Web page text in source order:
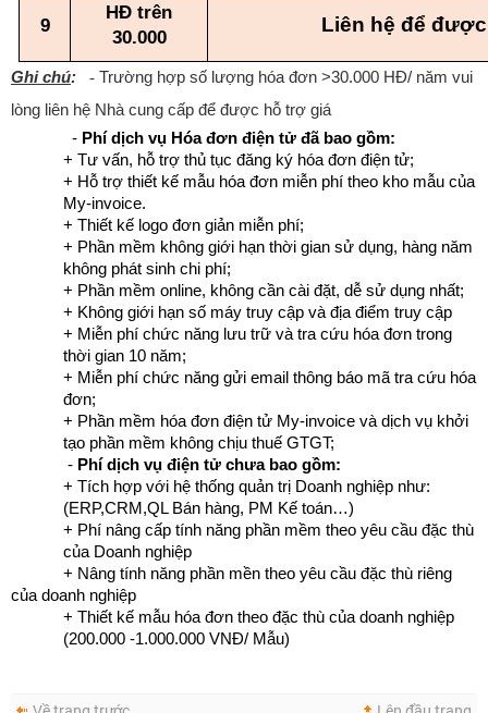
9
HĐ trên
30.000
Liên hệ để
Ghi chú: - Trường hợp số lượng hóa đơn >30.000 HĐ/ năm vui
lòng liên hệ Nhà cung cấp để được hỗ trợ giá
- Phí dịch vụ Hóa đơn điện tử đã bao gồm:
+ Tư vấn, hỗ trợ thủ tục đăng ký hóa đơn điện tử;
+ Hỗ trợ thiết kế mẫu hóa đơn miễn phí theo kho mẫu của
My-invoice.
+ Thiết kế logo đơn giản miễn phí;
+ Phần mềm không giới hạn thời gian sử dụng, hàng năm
không phát sinh chi phí;
+ Phần mềm online, không cần cài đặt, dễ sử dụng nhất;
+ Không giới hạn số máy truy cập và địa điểm truy cập
+ Miễn phí chức năng lưu trữ và tra cứu hóa đơn trong
thời gian 10 năm;
+ Miễn phí chức năng gửi email thông báo mã tra cứu hóa
đơn;
+ Phần mềm hóa đơn điện tử My-invoice và dịch vụ khởi
tạo phần mềm không chịu thuế GTGT;
- Phí dịch vụ điện tử chưa bao gồm:
+ Tích hợp với hệ thống quản trị Doanh nghiệp như:
(ERP,CRM,QL Bán hàng, PM Kế toán…)
+ Phí nâng cấp tính năng phần mềm theo yêu cầu đặc thù
của Doanh nghiệp
+ Nâng tính năng phần mền theo yêu cầu đặc thù riêng
của doanh nghiệp
+ Thiết kế mẫu hóa đơn theo đặc thù của doanh nghiệp
(200.000 -1.000.000 VNĐ/ Mẫu)